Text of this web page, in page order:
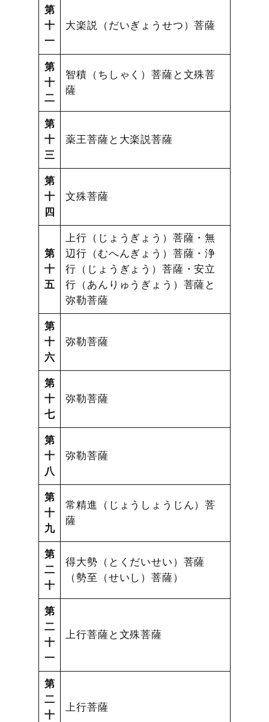
第
十
一
大楽説（だいぎょうせつ）菩薩
第
十
二
智積（ちしゃく）菩薩と文殊菩
薩
第
十
三
薬王菩薩と大楽説菩薩
第
十
四
文殊菩薩
第
十
五
上行（じょうぎょう）菩薩・無
辺行（むへんぎょう）菩薩・浄
行（じょうぎょう）菩薩・安立
行（あんりゅうぎょう）菩薩と
弥勒菩薩
第
十
六
弥勒菩薩
第
十
七
弥勒菩薩
第
十
八
弥勒菩薩
第
十
九
常精進（じょうしょうじん）菩
薩
第
二
十
得大勢（とくだいせい）菩薩
（勢至（せいし）菩薩）
第
二
十
一
上行菩薩と文殊菩薩
第
二
十
上行菩薩